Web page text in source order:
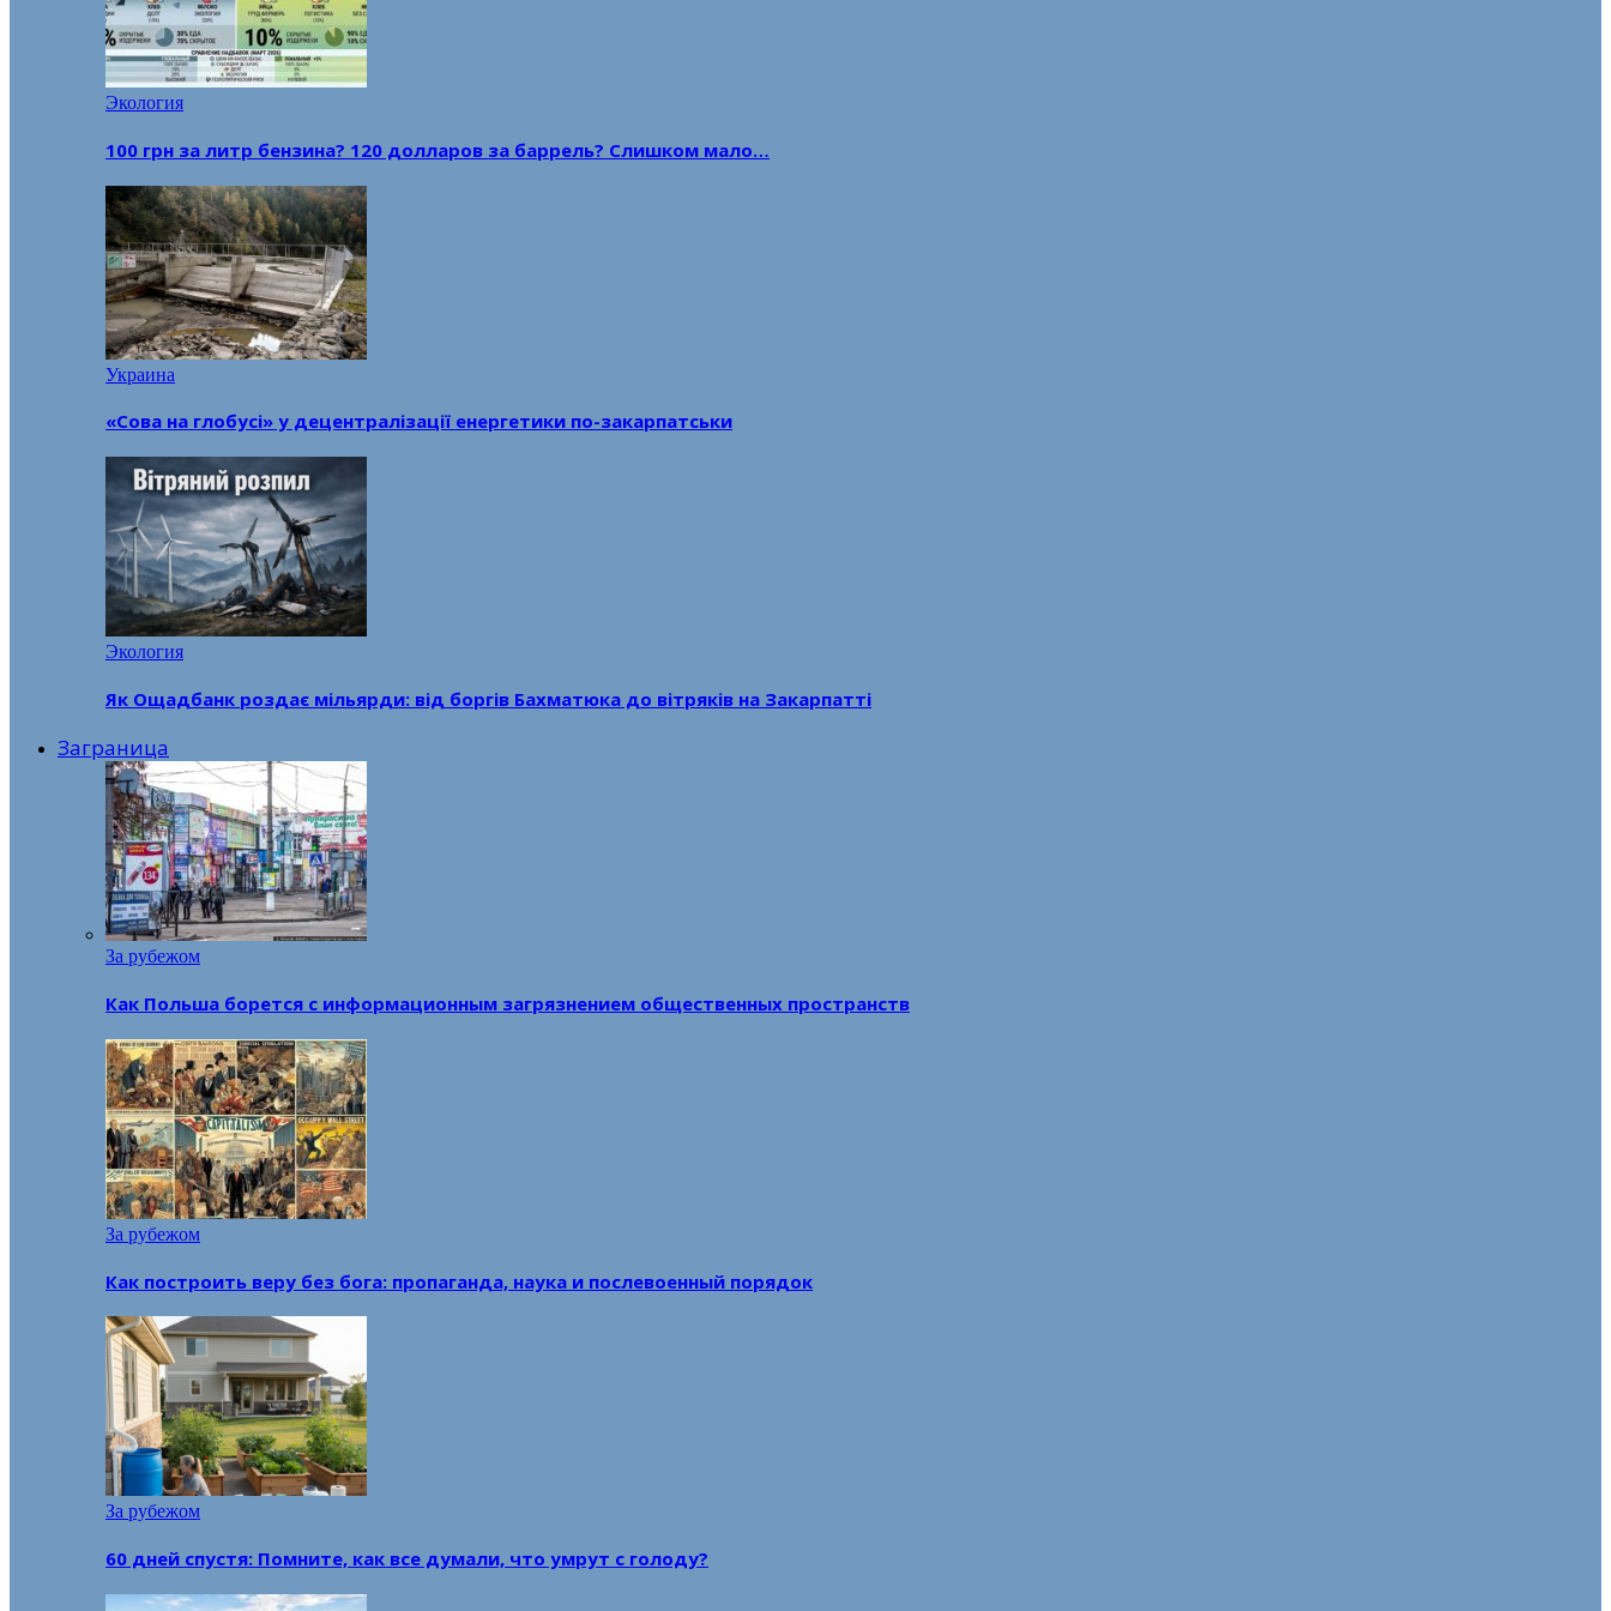
Экология
100 грн за литр бензина? 120 долларов за баррель? Слишком мало…
Украина
«Сова на глобусі» у децентралізації енергетики по-закарпатськи
Экология
Як Ощадбанк роздає мільярди: від боргів Бахматюка до вітряків на Закарпатті
Заграница
За рубежом
Как Польша борется с информационным загрязнением общественных пространств
За рубежом
Как построить веру без бога: пропаганда, наука и послевоенный порядок
За рубежом
60 дней спустя: Помните, как все думали, что умрут с голоду?